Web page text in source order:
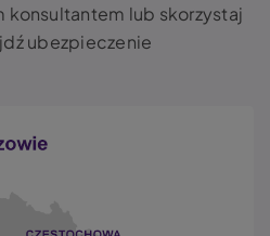
konsultantem lub skorzystaj
ubezpieczenie